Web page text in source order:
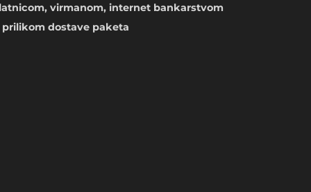
virmanom, internet bankarstvom
prilikom dostave paketa